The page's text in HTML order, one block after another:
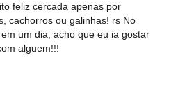
feliz cercada apenas por
cachorros ou galinhas! rs No
um dia, acho que eu ia gostar
alguem!!!